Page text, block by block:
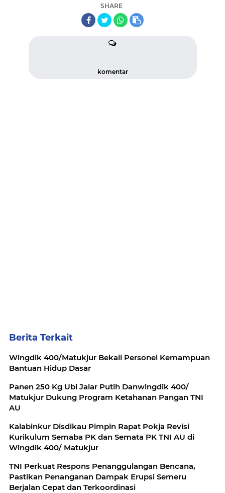
SHARE
komentar
Berita Terkait
Wingdik 400/Matukjur Bekali Personel Kemampuan
Bantuan Hidup Dasar
Panen 250 Kg Ubi Jalar Putih Danwingdik 400/
Matukjur Dukung Program Ketahanan Pangan TNI
AU
Kalabinkur Disdikau Pimpin Rapat Pokja Revisi
Kurikulum Semaba PK dan Semata PK TNI AU di
Wingdik 400/ Matukjur
TNI Perkuat Respons Penanggulangan Bencana,
Pastikan Penanganan Dampak Erupsi Semeru
Berjalan Cepat dan Terkoordinasi